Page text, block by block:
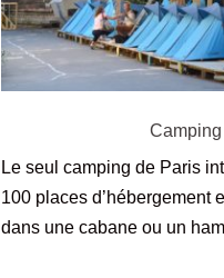
Camping
Le seul camping de Paris
100 places d’hébergement
dans une cabane ou un